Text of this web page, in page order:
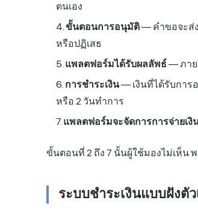
ตนเอง
ขั้นตอนการอนุมัติ— คำขอจะส่ง
หรือปฏิเสธ
แพลตฟอร์มได้รับผลลัพธ์ — ภาย
การชำระเงิน— เงินที่ได้รับการ
หรือ 2 วันทำการ
แพลตฟอร์มจะจัดการการจ่ายเงิ
ขั้นตอนที่ 2 ถึง 7 นั้นผู้ใช้มองไม่เห็น
ระบบชำระเงินแบบฝังตั